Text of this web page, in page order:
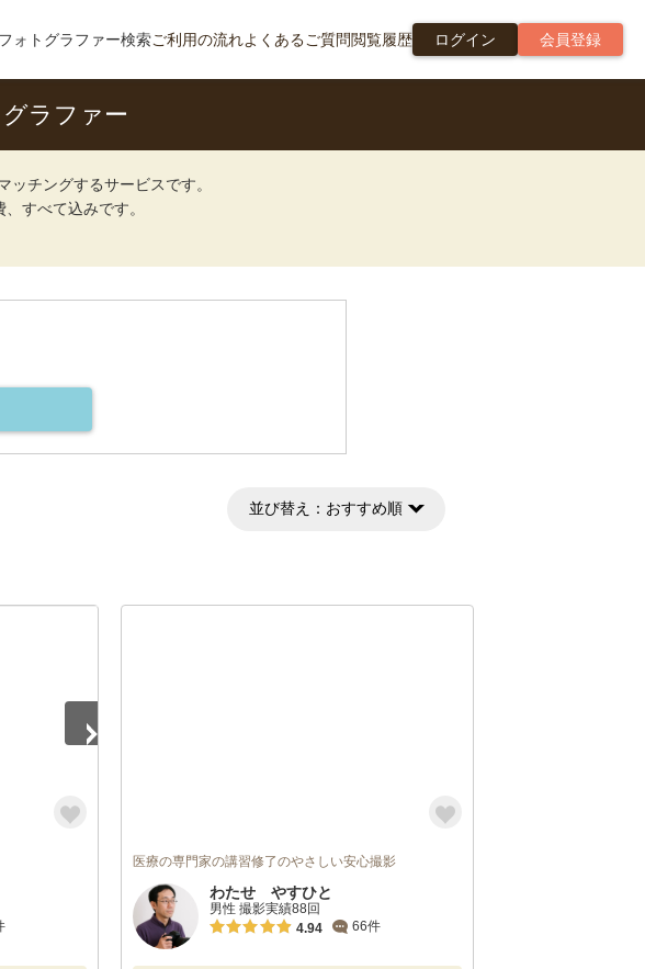
フォトグラファー検索ご利用の流れよくあるご質問閲覧履歴 ログイン 会員登録
ラファー
チングするサービスです。
すべて込みです。
並び替え： おすすめ順
医療の専門家の講習修了のやさしい安心撮影
わたせ やすひと
男性 撮影実績88回
4.94
66件